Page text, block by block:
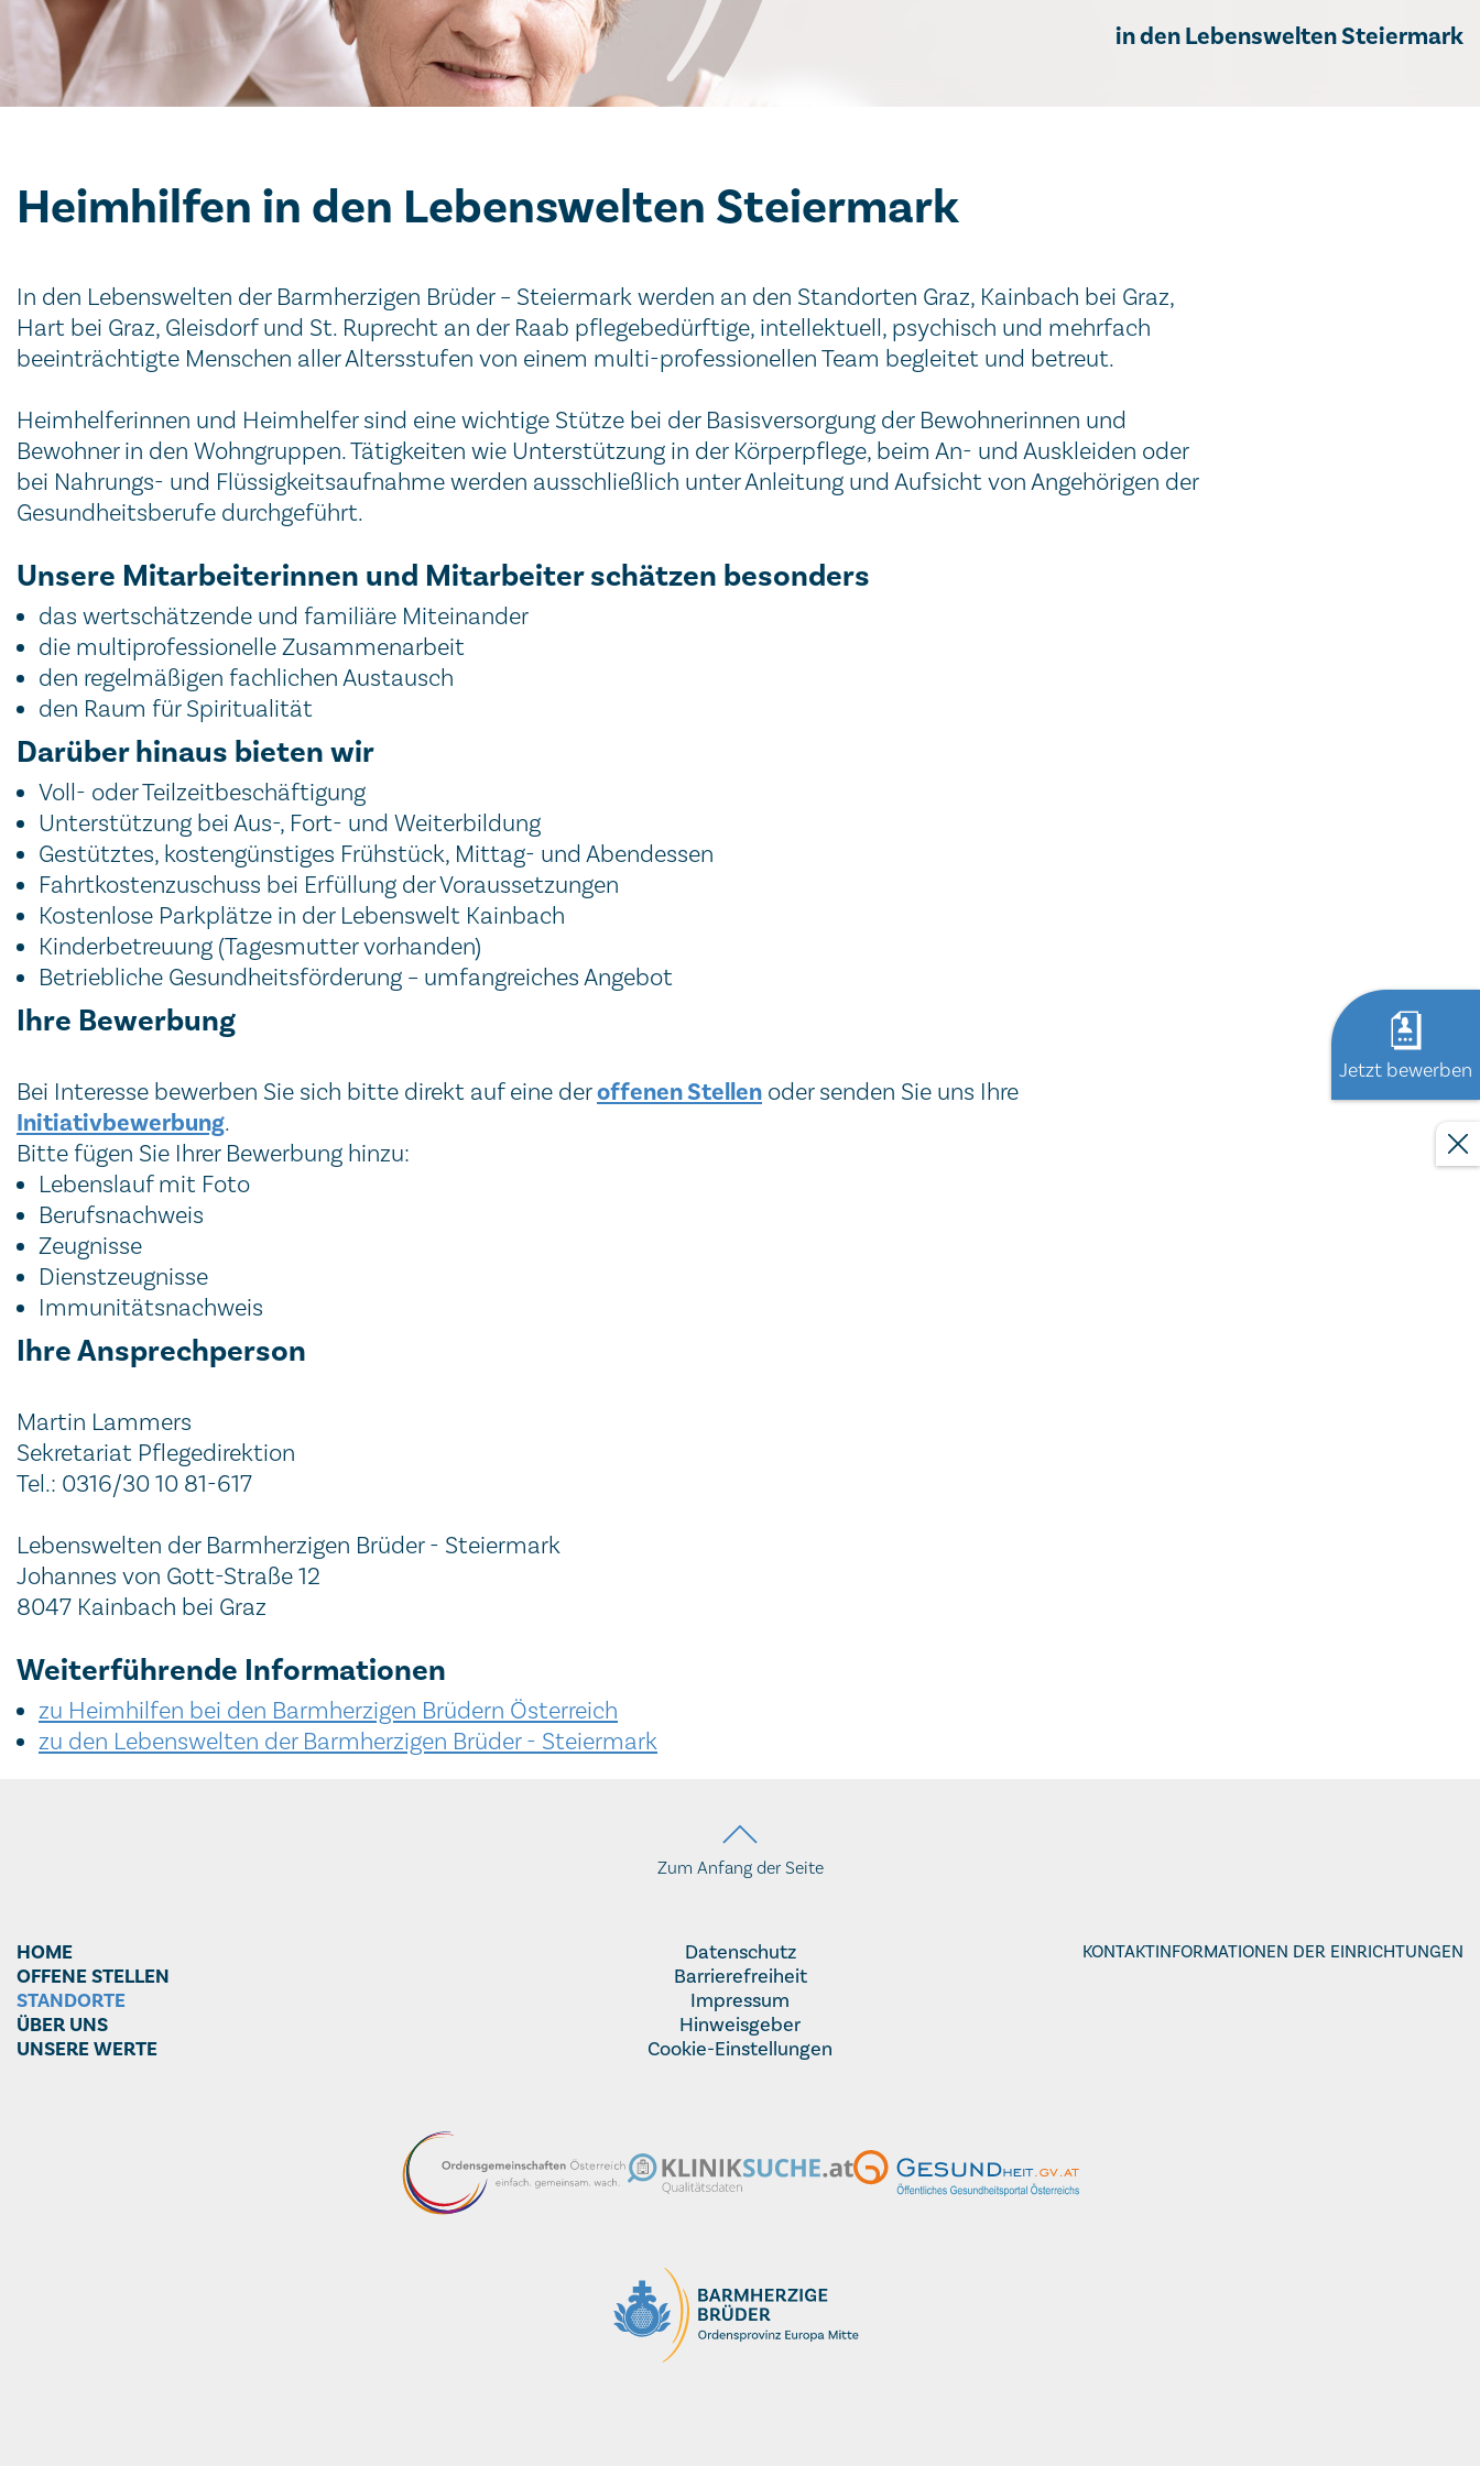
Jetzt bewerben
in den Lebenswelten Steiermark
Heimhilfen in den Lebenswelten Steiermark
In den Lebenswelten der Barmherzigen Brüder – Steiermark werden an den Standorten Graz, Kainbach bei Graz,
Hart bei Graz, Gleisdorf und St. Ruprecht an der Raab pflegebedürftige, intellektuell, psychisch und mehrfach
beeinträchtigte Menschen aller Altersstufen von einem multi-professionellen Team begleitet und betreut.
Heimhelferinnen und Heimhelfer sind eine wichtige Stütze bei der Basisversorgung der Bewohnerinnen und
Bewohner in den Wohngruppen. Tätigkeiten wie Unterstützung in der Körperpflege, beim An- und Auskleiden oder
bei Nahrungs- und Flüssigkeitsaufnahme werden ausschließlich unter Anleitung und Aufsicht von Angehörigen der
Gesundheitsberufe durchgeführt.
Unsere Mitarbeiterinnen und Mitarbeiter schätzen besonders
das wertschätzende und familiäre Miteinander
die multiprofessionelle Zusammenarbeit
den regelmäßigen fachlichen Austausch
den Raum für Spiritualität
Darüber hinaus bieten wir
Voll- oder Teilzeitbeschäftigung
Unterstützung bei Aus-, Fort- und Weiterbildung
Gestütztes, kostengünstiges Frühstück, Mittag- und Abendessen
Fahrtkostenzuschuss bei Erfüllung der Voraussetzungen
Kostenlose Parkplätze in der Lebenswelt Kainbach
Kinderbetreuung (Tagesmutter vorhanden)
Betriebliche Gesundheitsförderung – umfangreiches Angebot
Ihre Bewerbung
Bei Interesse bewerben Sie sich bitte direkt auf eine deroffenen Stellen oder senden Sie uns Ihre
Initiativbewerbung.
Bitte fügen Sie Ihrer Bewerbung hinzu:
Lebenslauf mit Foto
Berufsnachweis
Zeugnisse
Dienstzeugnisse
Immunitätsnachweis
Ihre Ansprechperson
Martin Lammers
Sekretariat Pflegedirektion
Tel.: 0316/30 10 81-617
Lebenswelten der Barmherzigen Brüder - Steiermark
Johannes von Gott-Straße 12
8047 Kainbach bei Graz
Weiterführende Informationen
zu Heimhilfen bei den Barmherzigen Brüdern Österreich
zu den Lebenswelten der Barmherzigen Brüder - Steiermark
Zum Anfang der Seite
HOME
OFFENE STELLEN
STANDORTE
ÜBER UNS
UNSERE WERTE
KONTAKTINFORMATIONEN DER EINRICHTUNGEN
Datenschutz
Barrierefreiheit
Impressum
Hinweisgeber
Cookie-Einstellungen